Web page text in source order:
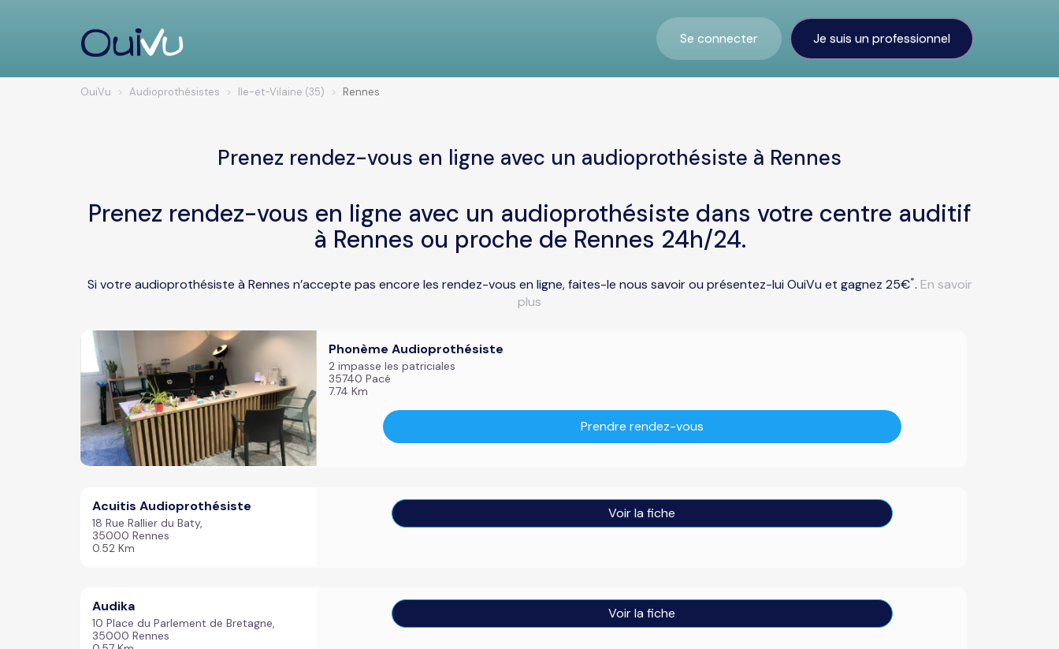
Se connecter Je suis un professionnel
OuiVu Audioprothésistes Ile-et-Vilaine (35) Rennes
Prenez rendez-vous en ligne avec un audioprothésiste à Rennes
Prenez rendez-vous en ligne avec un audioprothésiste dans votre centre auditif
à Rennes ou proche de Rennes 24h/24.
Si votre audioprothésiste à Rennes n’accepte pas encore les rendez-vous en ligne, faites-le nous savoir ou présentez-lui OuiVu et gagnez 25€*. En savoir
plus
Phonème Audioprothésiste
2 impasse les patriciales
35740 Pacé
7.74 Km
Prendre rendez-vous
Acuitis Audioprothésiste
18 Rue Rallier du Baty,
35000 Rennes
0.52 Km
Voir la fiche
Audika
10 Place du Parlement de Bretagne,
35000 Rennes
Voir la fiche